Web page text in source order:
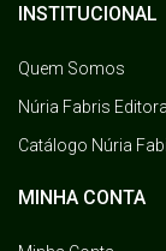
INSTITUCIONAL
Quem Somos
Núria Fabris Editora
Catálogo Núria
MINHA CONTA